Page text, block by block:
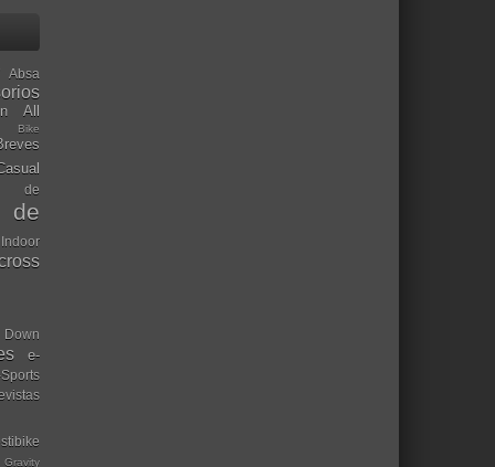
Absa
All
Bike
de
de
Down
e-
Gravity